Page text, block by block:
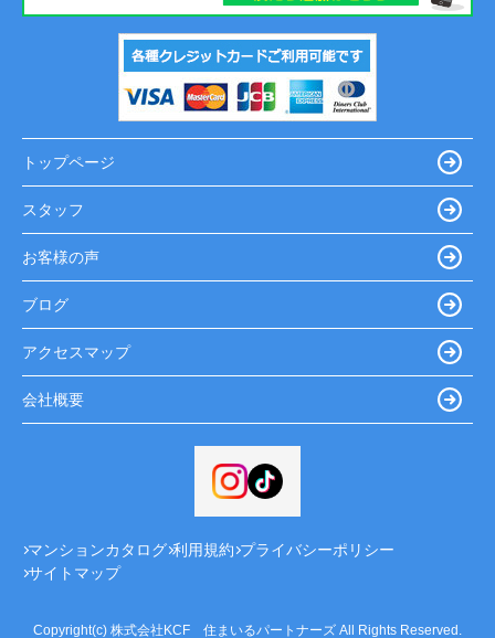
トップページ
スタッフ
お客様の声
ブログ
アクセスマップ
会社概要
マンションカタログ 利用規約 プライバシーポリシー
サイトマップ
Copyright(c) 株式会社KCF 住まいるパートナーズ All Rights Reserved.